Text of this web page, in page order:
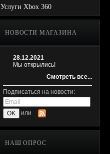
Услуги Xbox 360
НОВОСТИ МАГАЗИНА
28.12.2021
Мы открылись!
Смотреть все...
Подписаться на новости:
или
НАШ ОПРОС